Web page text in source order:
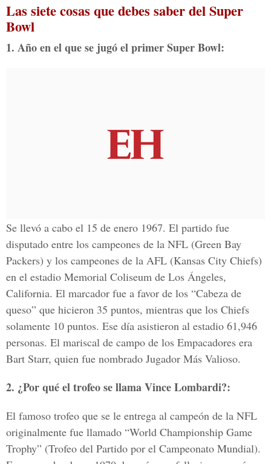
Las siete cosas que debes saber del Super
Bowl
1. Año en el que se jugó el primer Super Bowl:
Se llevó a cabo el 15 de enero 1967. El partido fue
disputado entre los campeones de la NFL (Green Bay
Packers) y los campeones de la AFL (Kansas City Chiefs)
en el estadio Memorial Coliseum de Los Ángeles,
California. El marcador fue a favor de los “Cabeza de
queso” que hicieron 35 puntos, mientras que los Chiefs
solamente 10 puntos. Ese día asistieron al estadio 61,946
personas. El mariscal de campo de los Empacadores era
Bart Starr, quien fue nombrado Jugador Más Valioso.
2. ¿Por qué el trofeo se llama Vince Lombardi?:
El famoso trofeo que se le entrega al campeón de la NFL
originalmente fue llamado “World Championship Game
Trophy” (Trofeo del Partido por el Campeonato Mundial).